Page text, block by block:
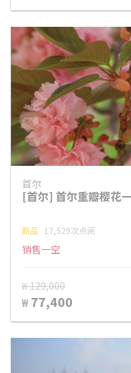
首尔
[首尔] 首尔重瓣樱花
新品 17,529次点阅
销售一空
₩ 129,000
₩ 77,400